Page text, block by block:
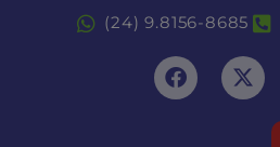
(24) 9.8156-8685